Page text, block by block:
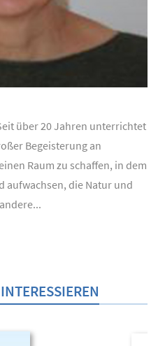
über 20 Jahren unterrichtet
Begeisterung an
Raum zu schaffen, in dem
aufwachsen, die Natur und